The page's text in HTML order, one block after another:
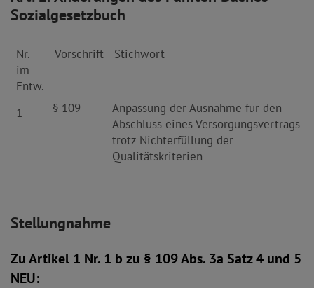
Sozialgesetzbuch
Nr.
im
Entw.
Vorschrift Stichwort
1 § 109
Anpassung der Ausnahme für den
Abschluss eines Versorgungsvertrags
trotz Nichterfüllung der
Qualitätskriterien
Stellungnahme
Zu Artikel 1 Nr. 1 b zu § 109 Abs. 3a Satz 4 und 5
NEU: